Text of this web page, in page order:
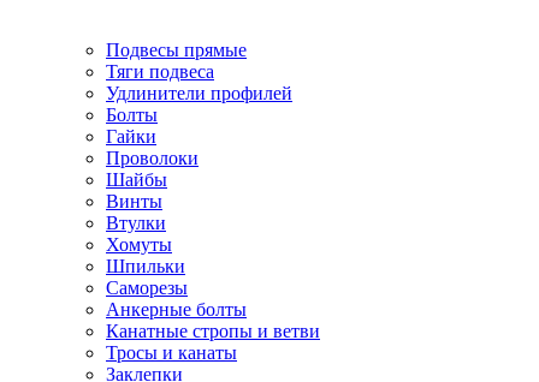
Подвесы прямые
Тяги подвеса
Удлинители профилей
Болты
Гайки
Проволоки
Шайбы
Винты
Втулки
Хомуты
Шпильки
Саморезы
Анкерные болты
Канатные стропы и ветви
Тросы и канаты
Заклепки